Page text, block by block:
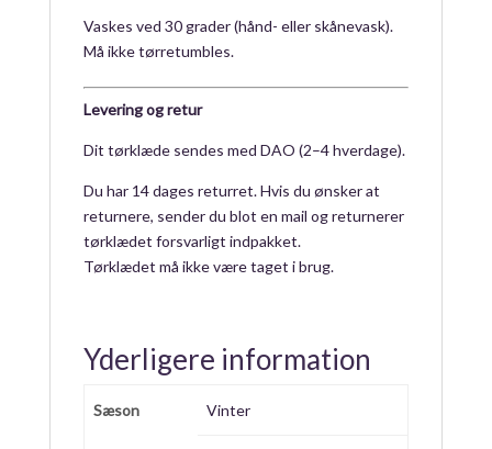
Vaskes ved 30 grader (hånd- eller skånevask).
Må ikke tørretumbles.
Levering og retur
Dit tørklæde sendes med DAO (2–4 hverdage).
Du har 14 dages returret. Hvis du ønsker at
returnere, sender du blot en mail og returnerer
tørklædet forsvarligt indpakket.
Tørklædet må ikke være taget i brug.
Yderligere information
Sæson Vinter